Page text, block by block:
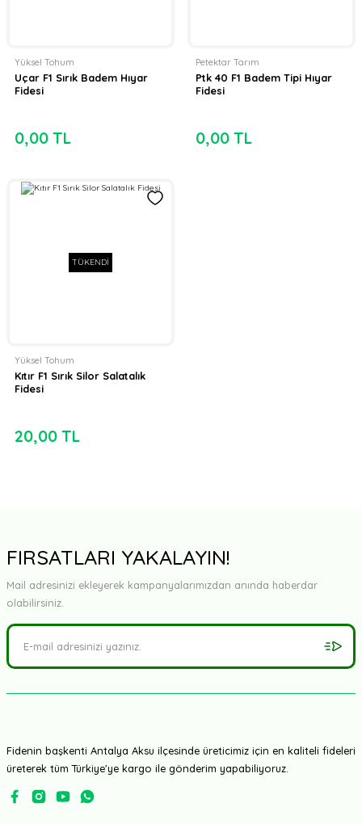
Yüksel Tohum
Uçar F1 Sırık Badem Hıyar
Fidesi
0,00 TL
Petektar Tarım
Ptk 40 F1 Badem Tipi Hıyar
Fidesi
0,00 TL
TÜKENDİ
Yüksel Tohum
Kıtır F1 Sırık Silor Salatalık
Fidesi
20,00 TL
FIRSATLARI YAKALAYIN!
Mail adresinizi ekleyerek kampanyalarımızdan anında haberdar
olabilirsiniz.
Fidenin başkenti Antalya Aksu ilçesinde üreticimiz için en kaliteli fideleri
üreterek tüm Türkiye'ye kargo ile gönderim yapabiliyoruz.